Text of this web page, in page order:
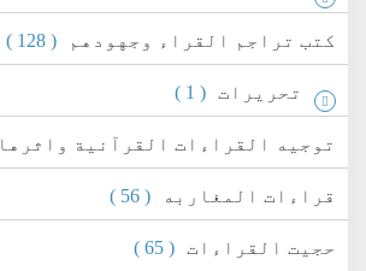
كتب تراجم القراء وجهودهم ( 128 )
تحريرات ( 1 )
توجيه القراءات القرآنية واثرها
قراءات المغاربه ( 56 )
حجيت القراءات ( 65 )